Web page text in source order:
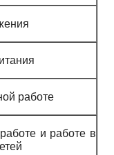
работе
и работе в